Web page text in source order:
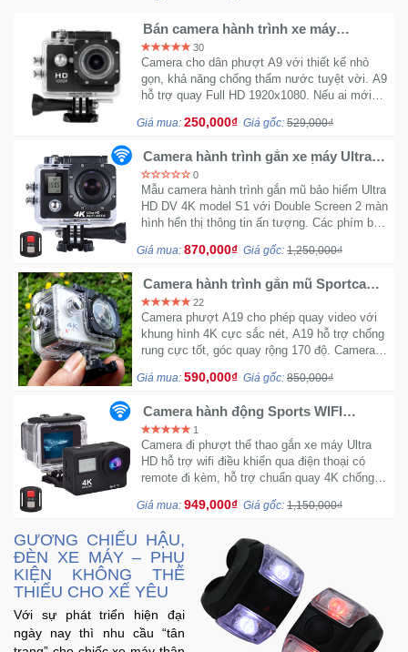
Máy
Tính
Văn
Phòng
Sức
Khỏe
Làm
Đẹp
Thiết
Tế
Dụng
Cụ
Thể
Thao
Dã
Ngoại
Bán camera hành trình xe máy
Sportcam A9 Full HD
30
Camera cho dân phượt A9 với thiết kế nhỏ
gọn, khả năng chống thấm nước tuyệt vời. A9
hỗ trợ quay Full HD 1920x1080. Nếu ai mới
lựa chọn tối ưu nhất.
Giá mua: 250,000₫ Giá gốc: 529,000₫
Camera hành trình gắn xe máy Ultra
HD DV 4K S1 - Có ngàm gắn mũ bảo
hiểm
0
Mẫu camera hành trình gắn mũ bảo hiểm Ultra
HD DV 4K model S1 với Double Screen 2 màn
hình hển thị thông tin ấn tượng. Các phím bấm
hiện.
Giá mua: 870,000₫ Giá gốc: 1,250,000₫
Camera hành trình gắn mũ Sportcam
A19 4K Wifi
22
Camera phượt A19 cho phép quay video với
khung hình 4K cực sắc nét, A19 hỗ trợ chống
rung cực tốt, góc quay rộng 170 độ. Camera
nhanh chóng.
Giá mua: 590,000₫ Giá gốc: 850,000₫
Camera hành động Sports WIFI
ULTRA HD DV 4K S2 - Màn hình cảm
ứng 2 inch
1
Camera đi phượt thể thao gắn xe máy Ultra
HD hỗ trợ wifi điều khiển qua điện thoại có
remote đi kèm, hỗ trợ chuẩn quay 4K chống
Eken H5S Plus.
Giá mua: 949,000₫ Giá gốc: 1,150,000₫
GƯƠNG CHIẾU HẬU,
ĐÈN XE MÁY – PHỤ
KIỆN KHÔNG THỂ
THIẾU CHO XẾ YÊU
Với sự phát triển hiện đại
ngày nay thì nhu cầu “tân